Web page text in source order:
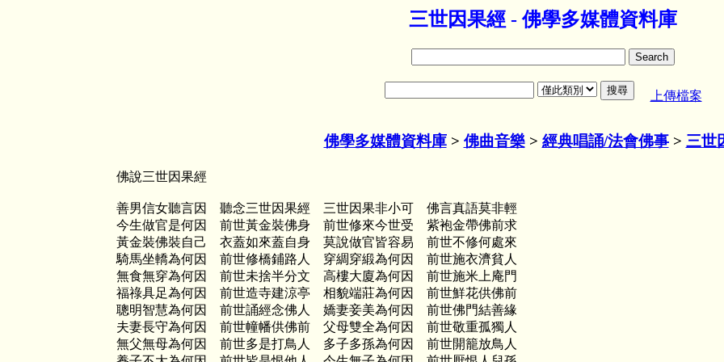
三世因果經 - 佛學多媒體資料庫
上傳檔案
佛學多媒體資料庫> 佛曲音樂> 經典唱誦/法會佛事> 三世
佛說三世因果經
善男信女聽言因 聽念三世因果經 三世因果非小可 佛言真語莫非輕
今生做官是何因 前世黃金裝佛身 前世修來今世受 紫袍金帶佛前求
黃金裝佛裝自己 衣蓋如來蓋自身 莫說做官皆容易 前世不修何處來
騎馬坐轎為何因 前世修橋鋪路人 穿綢穿緞為何因 前世施衣濟貧人
無食無穿為何因 前世未捨半分文 高樓大廈為何因 前世施米上庵門
福祿具足為何因 前世造寺建涼亭 相貌端莊為何因 前世鮮花供佛前
聰明智慧為何因 前世誦經念佛人 嬌妻妾美為何因 前世佛門結善緣
夫妻長守為何因 前世幢幡供佛前 父母雙全為何因 前世敬重孤獨人
無父無母為何因 前世多是打鳥人 多子多孫為何因 前世開籠放鳥人